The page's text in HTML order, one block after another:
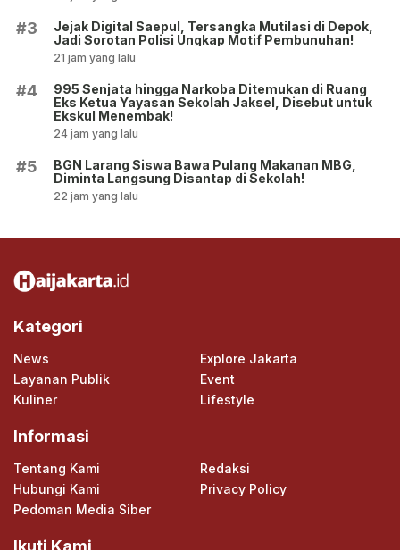
#3
Jejak Digital Saepul, Tersangka Mutilasi di Depok,
Jadi Sorotan Polisi Ungkap Motif Pembunuhan!
21 jam yang lalu
#4
995 Senjata hingga Narkoba Ditemukan di Ruang
Eks Ketua Yayasan Sekolah Jaksel, Disebut untuk
Ekskul Menembak!
24 jam yang lalu
#5
BGN Larang Siswa Bawa Pulang Makanan MBG,
Diminta Langsung Disantap di Sekolah!
22 jam yang lalu
Kategori
News
Explore Jakarta
Layanan Publik
Event
Kuliner
Lifestyle
Informasi
Tentang Kami
Redaksi
Hubungi Kami
Privacy Policy
Pedoman Media Siber
Ikuti Kami